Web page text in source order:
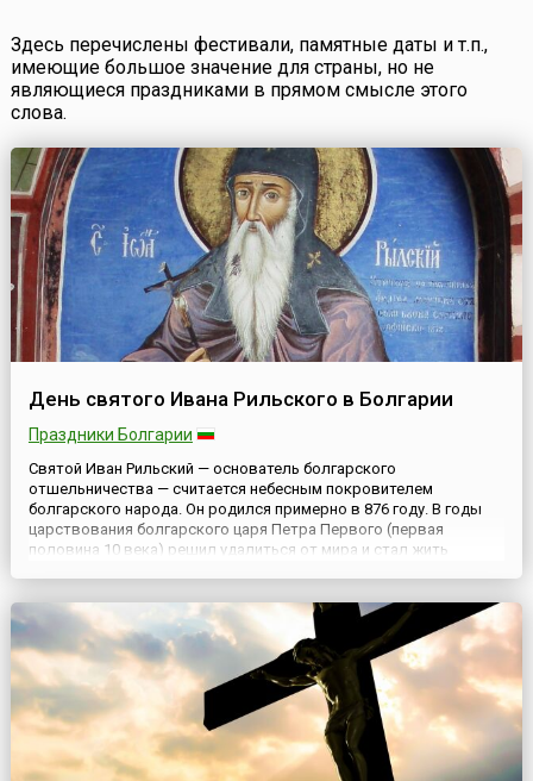
Здесь перечислены фестивали, памятные даты и т.п.,
имеющие большое значение для страны, но не
являющиеся праздниками в прямом смысле этого
слова.
День святого Ивана Рильского в Болгарии
Праздники Болгарии
Святой Иван Рильский — основатель болгарского
отшельничества — считается небесным покровителем
болгарского народа. Он родился примерно в 876 году. В годы
царствования болгарского царя Петра Первого (первая
половина 10 века) решил удалиться от мира и стал жить
животные сами нахо...